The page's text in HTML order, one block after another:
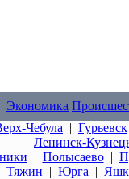
Экономика
Чебула | Гурьевск
Ленинск-
| Полысаево|
Тяжин | Юрга |